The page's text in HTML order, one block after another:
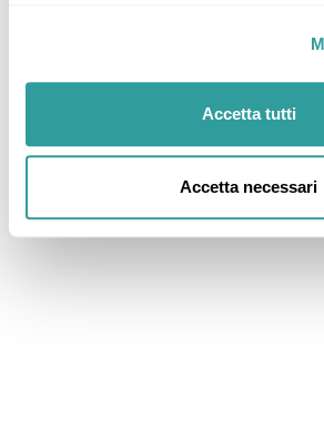
Accetta tutti
Accetta necessari